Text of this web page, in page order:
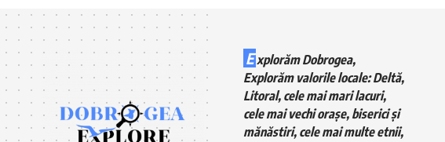
E xplorăm Dobrogea,
Explorăm valorile locale: Deltă,
Litoral, cele mai mari lacuri,
cele mai vechi orașe, biserici și
mănăstiri, cele mai multe etnii,